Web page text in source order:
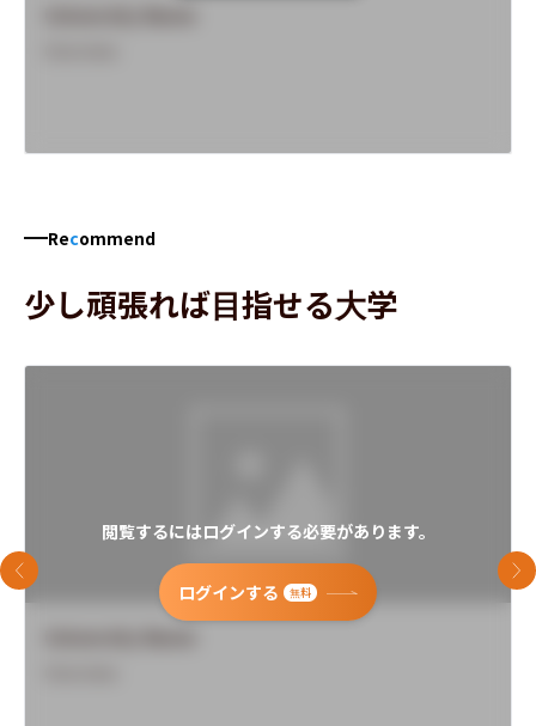
Recommend
少し頑張れば目指せる大学
閲覧するにはログインする必要があります。
ログインする 無料
前のスライド 次